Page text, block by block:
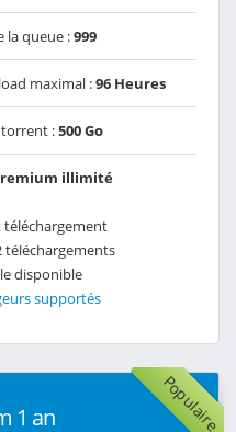
la queue :999
maximal :96 Heures
:500 Go
illimité
téléchargements
disponible
supportés
Populaire
1 an